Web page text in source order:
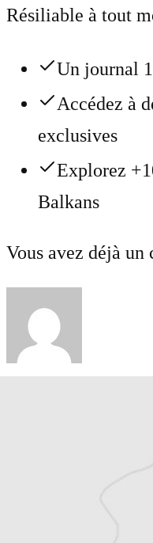
Résiliable à tout
Un journal
Accédez à
exclusives
Explorez
Balkans
Vous avez déjà un